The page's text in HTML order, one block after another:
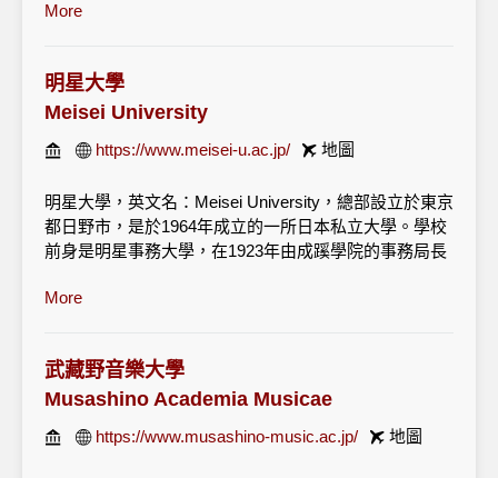
科包括學校教育專攻、特別支援教育專攻、教學開發專
情報工學專攻、能量環境科學專攻、情報製禦系統科學
專攻、生產情報工學專攻、物性工學專攻、農學研究
More
明星大學
Meisei University
https://www.meisei-u.ac.jp/ 地圖
明星大學，英文名：Meisei University，總部設立於東京
都日野市，是於1964年成立的一所日本私立大學。學校
前身是明星事務大學，在1923年由成蹊學院的事務局長
學的東京的日野校區內設有綜合理工學部、人文學部、
中設有人文學研究科、經濟學研究科、情報學研究科、
理工學研究科。
More
武藏野音樂大學
Musashino Academia Musicae
https://www.musashino-music.ac.jp/ 地圖